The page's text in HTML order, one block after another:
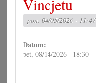
Vincjetu
Vincjetu
pon, 04/05/2026 - 11:47
Datum:
pet, 08/14/2026 - 18:30